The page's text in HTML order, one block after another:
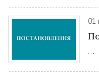
01
...